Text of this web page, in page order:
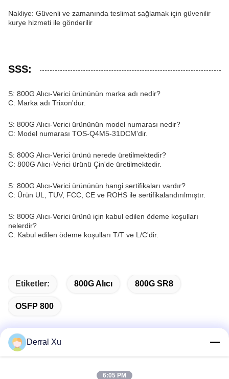
Nakliye: Güvenli ve zamanında teslimat sağlamak için güvenilir
kurye hizmeti ile gönderilir
SSS:
S: 800G Alıcı-Verici ürününün marka adı nedir?
C: Marka adı Trixon'dur.
S: 800G Alıcı-Verici ürününün model numarası nedir?
C: Model numarası TOS-Q4M5-31DCM'dir.
S: 800G Alıcı-Verici ürünü nerede üretilmektedir?
C: 800G Alıcı-Verici ürünü Çin'de üretilmektedir.
S: 800G Alıcı-Verici ürününün hangi sertifikaları vardır?
C: Ürün UL, TUV, FCC, CE ve ROHS ile sertifikalandırılmıştır.
S: 800G Alıcı-Verici ürünü için kabul edilen ödeme koşulları
nelerdir?
C: Kabul edilen ödeme koşulları T/T ve L/C'dir.
Etiketler: 800G Alıcı 800G SR8
OSFP 800
Derral Xu
6:05 PM